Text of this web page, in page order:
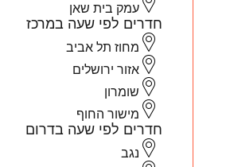
עמק בית שאן
חדרים לפי שעה במרכז
מחוז תל אביב
אזור ירושלים
שומרון
מישור החוף
חדרים לפי שעה בדרום
נגב